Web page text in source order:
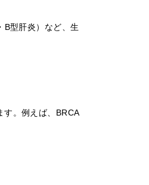
B型肝炎）など、生
す。例えば、BRCA